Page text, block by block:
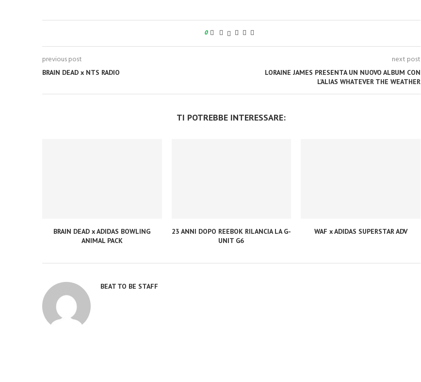
0
previous post
BRAIN DEAD x NTS RADIO
next post
LORAINE JAMES PRESENTA UN NUOVO ALBUM CON
L’ALIAS WHATEVER THE WEATHER
TI POTREBBE INTERESSARE:
BRAIN DEAD x ADIDAS BOWLING
ANIMAL PACK
23 ANNI DOPO REEBOK RILANCIA LA G-
UNIT G6
WAF x ADIDAS SUPERSTAR ADV
BEAT TO BE STAFF